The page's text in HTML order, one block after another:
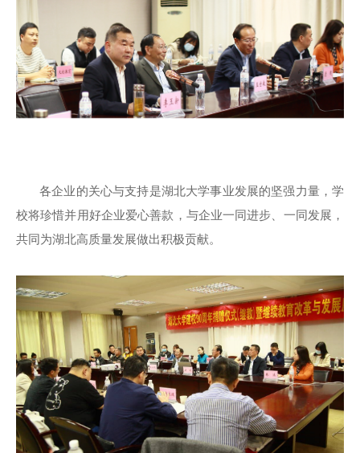
各企业的关心与支持是湖北大学事业发展的坚强力量，学
校将珍惜并用好企业爱心善款，与企业一同进步、一同发展，
共同为湖北高质量发展做出积极贡献。